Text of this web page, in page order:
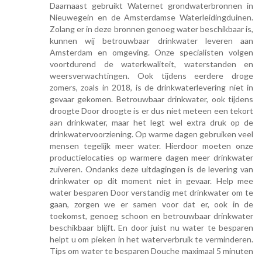
Daarnaast gebruikt Waternet grondwaterbronnen in
Nieuwegein en de Amsterdamse Waterleidingduinen.
Zolang er in deze bronnen genoeg water beschikbaar is,
kunnen wij betrouwbaar drinkwater leveren aan
Amsterdam en omgeving. Onze specialisten volgen
voortdurend de waterkwaliteit, waterstanden en
weersverwachtingen. Ook tijdens eerdere droge
zomers, zoals in 2018, is de drinkwaterlevering niet in
gevaar gekomen. Betrouwbaar drinkwater, ook tijdens
droogte Door droogte is er dus niet meteen een tekort
aan drinkwater, maar het legt wel extra druk op de
drinkwatervoorziening. Op warme dagen gebruiken veel
mensen tegelijk meer water. Hierdoor moeten onze
productielocaties op warmere dagen meer drinkwater
zuiveren. Ondanks deze uitdagingen is de levering van
drinkwater op dit moment niet in gevaar. Help mee
water besparen Door verstandig met drinkwater om te
gaan, zorgen we er samen voor dat er, ook in de
toekomst, genoeg schoon en betrouwbaar drinkwater
beschikbaar blijft. En door juist nu water te besparen
helpt u om pieken in het waterverbruik te verminderen.
Tips om water te besparen Douche maximaal 5 minuten